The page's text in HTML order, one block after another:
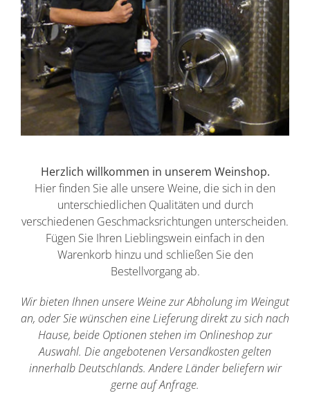
Herzlich willkommen in unserem Weinshop.
Hier finden Sie alle unsere Weine, die sich in den
unterschiedlichen Qualitäten und durch
verschiedenen Geschmacksrichtungen unterscheiden.
Fügen Sie Ihren Lieblingswein einfach in den
Warenkorb hinzu und schließen Sie den
Bestellvorgang ab.
Wir bieten Ihnen unsere Weine zur Abholung im Weingut
an, oder Sie wünschen eine Lieferung direkt zu sich nach
Hause, beide Optionen stehen im Onlineshop zur
Auswahl. Die angebotenen Versandkosten gelten
innerhalb Deutschlands. Andere Länder beliefern wir
gerne auf Anfrage.